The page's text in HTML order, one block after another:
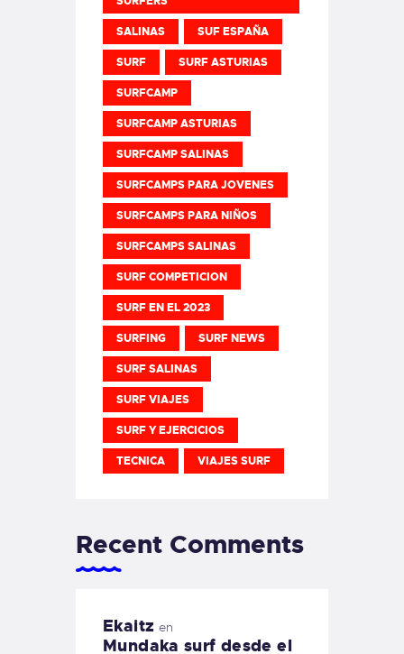
SALINAS SUF ESPAÑA
SURF SURF ASTURIAS
SURFCAMP
SURFCAMP ASTURIAS
SURFCAMP SALINAS
SURFCAMPS PARA JOVENES
SURFCAMPS PARA NIÑOS
SURFCAMPS SALINAS
SURF COMPETICION
SURF EN EL 2023
SURFING SURF NEWS
SURF SALINAS
SURF VIAJES
SURF Y EJERCICIOS
TECNICA VIAJES SURF
Recent Comments
Ekaitz en
Mundaka surf desde el